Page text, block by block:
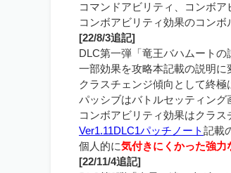
コマンドアビリティ、コンボア
コンボアビリティ効果のコンボ
[22/8/3追記]
DLC第一弾「竜王バハムートの
一部効果を攻略本記載の説明に
クラスチェンジ傾向として終
パッシブはバトルセッティング
コンボアビリティ効果はクラ
Ver1.11DLC1パッチノート 記載
個人的に気付きにくかった強力
[22/11/4追記]